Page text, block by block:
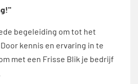
begeleiding om tot het
kennis en ervaring in te
met een Frisse Blik je bedrijf